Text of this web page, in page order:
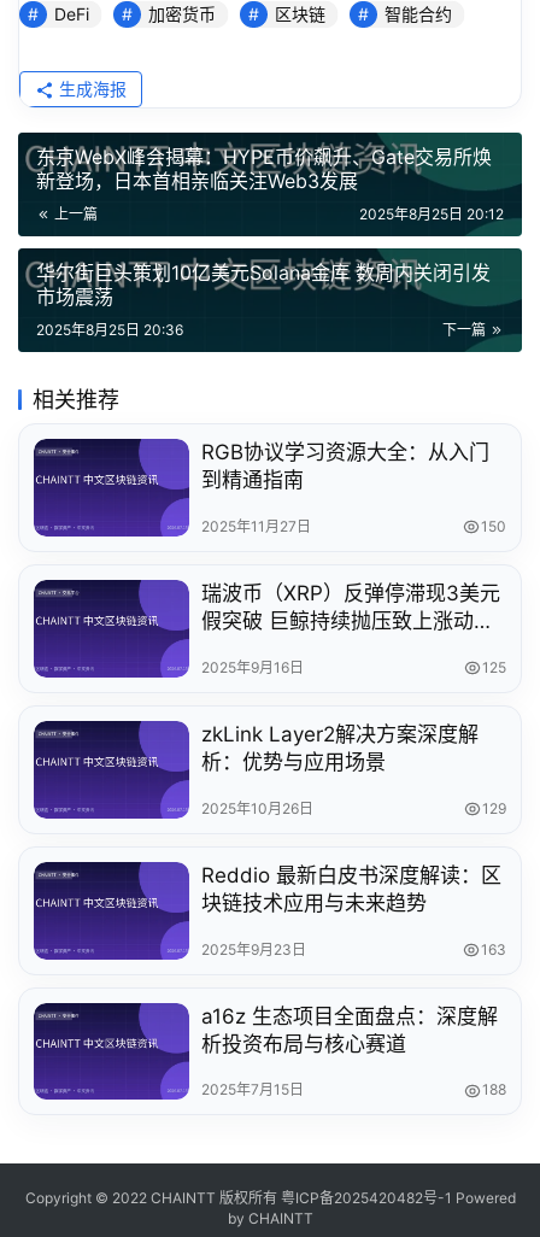
DeFi 加密货币 区块链 智能合约
生成海报
东京WebX峰会揭幕：HYPE币价飙升、Gate交易所焕
新登场，日本首相亲临关注Web3发展
上一篇 2025年8月25日 20:12
华尔街巨头策划10亿美元Solana金库 数周内关闭引发
市场震荡
下一篇
2025年8月25日 20:36
相关推荐
RGB协议学习资源大全：从入门
到精通指南
2025年11月27日 150
瑞波币（XRP）反弹停滞现3美元
假突破 巨鲸持续抛压致上涨动能
2025年9月16日 125
zkLink Layer2解决方案深度解
析：优势与应用场景
2025年10月26日 129
Reddio 最新白皮书深度解读：区
块链技术应用与未来趋势
2025年9月23日 163
a16z 生态项目全面盘点：深度解
析投资布局与核心赛道
2025年7月15日 188
Copyright © 2022 CHAINTT 版权所有 粤ICP备2025420482号-1 Powered
by CHAINTT